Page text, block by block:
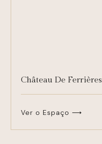
Château De Ferrières
Ver o Espaço ⟶